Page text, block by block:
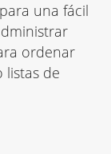
una fácil
ordenar
listas de